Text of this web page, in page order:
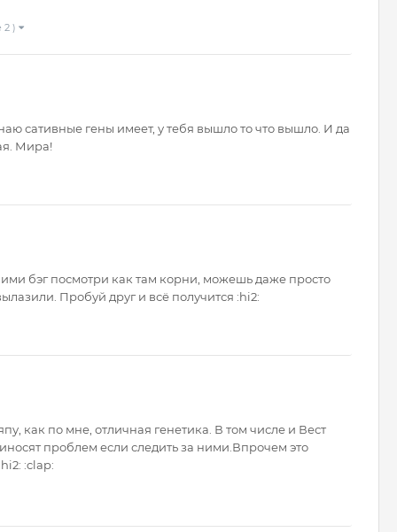
)
сативные гены имеет, у тебя вышло то что вышло. И да
Мира!
бэг посмотри как там корни, можешь даже просто
Пробуй друг и всё получится :hi2:
как по мне, отличная генетика. В том числе и Вест
проблем если следить за ними.Впрочем это
:clap: